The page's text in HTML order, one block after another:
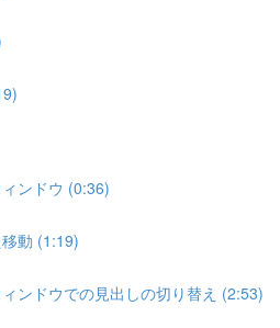
ンドウ (0:36)
動 (1:19)
ンドウでの見出しの切り替え (2:53)